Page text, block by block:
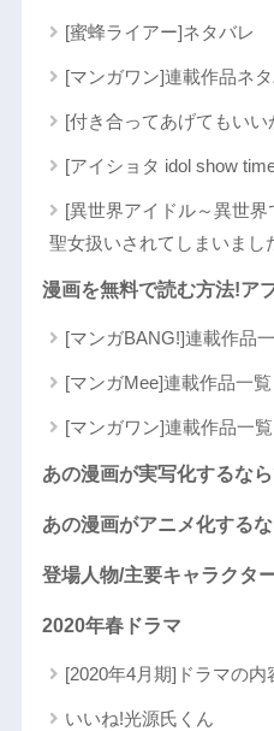
[蜜蜂ライアー]ネタバレ
[マンガワン]連載作品ネ
[付き合ってあげてもいい
[アイショタ idol show
[異世界アイドル～異世
聖女扱いされてしまいまし
漫画を無料で読む方法!ア
[マンガBANG!]連載作品
[マンガMee]連載作品一覧
[マンガワン]連載作品一覧
あの漫画が実写化するな
あの漫画がアニメ化する
登場人物/主要キャラクタ
2020年春ドラマ
[2020年4月期]ドラマの内
いいね!光源氏くん